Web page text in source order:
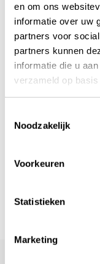
en om ons
informatie over uw
partners voor
partners kunnen
informatie die u
verzameld op
Noodzakelijk
Voorkeuren
Statistieken
Marketing
+31 85 060 20
Gemiddeld binnen
180.000+ Klanten |